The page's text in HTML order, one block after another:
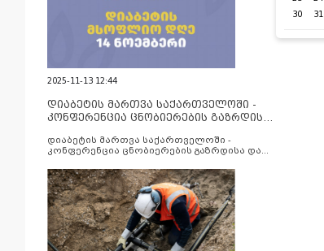
2025-11-13 12:44
დიაბეტის მართვა საქართველოში -
კონფერენცია ცნობიერების გაზრდისა
დიაბეტის მართვა საქართველოში -
კონფერენცია ცნობიერების გაზრდისა და
30
31